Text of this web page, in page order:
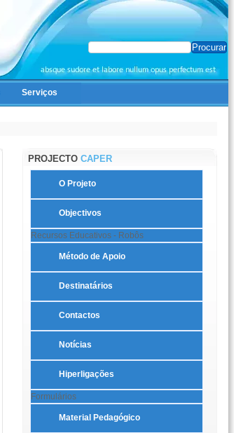
Serviços
PROJECTOCAPER
O Projeto
Objectivos
Recursos Educativos - Robôs
Método de Apoio
Destinatários
Contactos
Notícias
Hiperligações
Formulários
Material Pedagógico